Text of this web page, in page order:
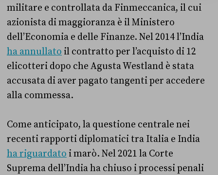
militare e controllata da Finmeccanica, il cui
azionista di maggioranza è il Ministero
dell’Economia e delle Finanze. Nel 2014 l’India
ha annullato il contratto per l’acquisto di 12
elicotteri dopo che Agusta Westland è stata
accusata di aver pagato tangenti per accedere
alla commessa.
Come anticipato, la questione centrale nei
recenti rapporti diplomatici tra Italia e India
ha riguardato i marò. Nel 2021 la Corte
Suprema dell’India ha chiuso i processi penali